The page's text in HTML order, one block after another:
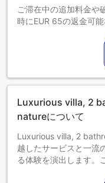
ご滞在中の追加料金や
時にEUR 65の返金可
添い寝の場合は宿泊無
利用には追加料金が発
否は空き状況によりま
1～0歳までのお子さま
エキストラベッドの追
ます。各部屋タイプ欄
Luxurious villa, 2
natureについて
Luxurious villa, 2
越したサービスと一流
る体験を演出します。